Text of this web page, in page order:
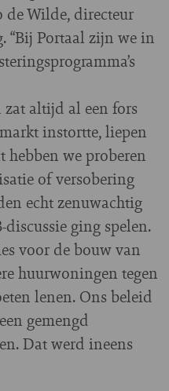
de Wilde, directeur
“Bij Portaal zijn we in
altijd al een fors
instortte, liepen
hebben we proberen
of versobering
echt zenuwachtig
ging spelen.
voor de bouw van
huurwoningen tegen
lenen. Ons beleid
gemengd
Dat werd ineens